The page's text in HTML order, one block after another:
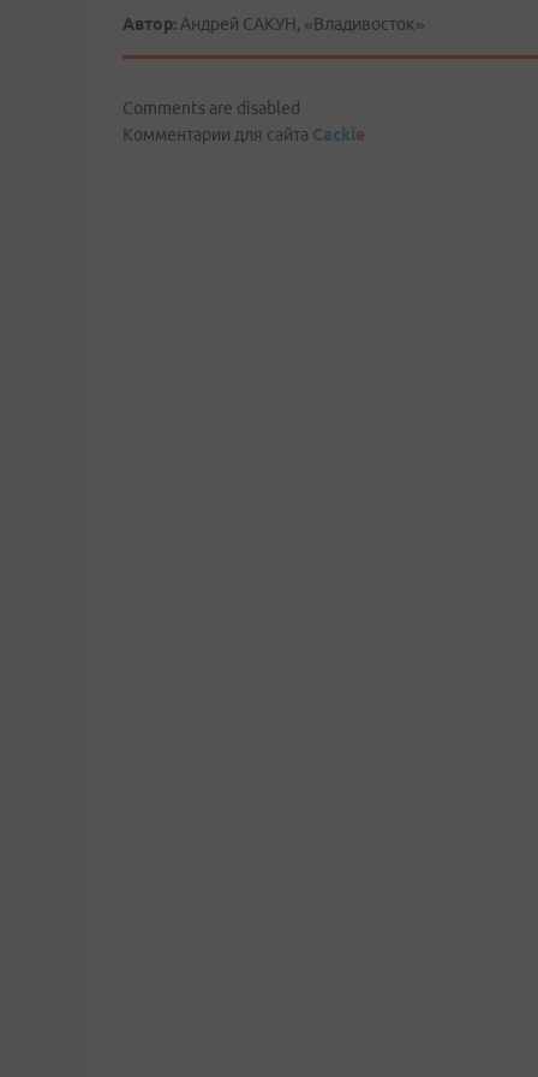
Автор: Андрей САКУН, «Владивосток»
Comments are disabled
Комментарии для сайта Cackle